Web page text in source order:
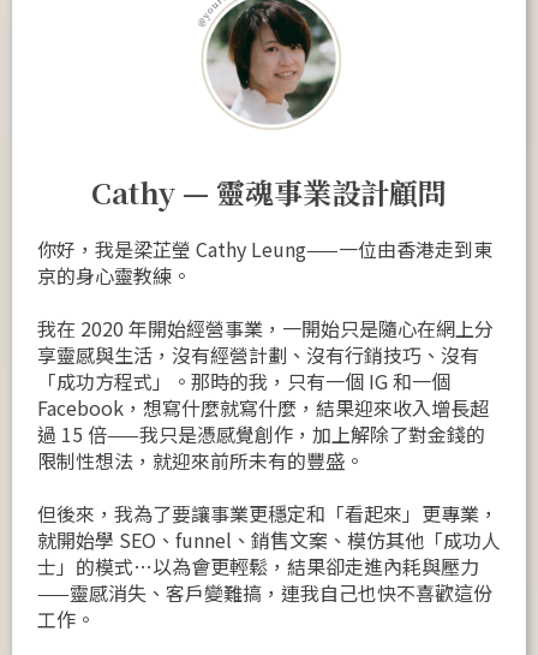
Cathy — 靈魂事業設計顧問
你好，我是梁芷瑩 Cathy Leung——一位由香港走到東
京的身心靈教練。
我在 2020 年開始經營事業，一開始只是隨心在網上分
享靈感與生活，沒有經營計劃、沒有行銷技巧、沒有
「成功方程式」。那時的我，只有一個 IG 和一個
Facebook，想寫什麼就寫什麼，結果迎來收入增長超
過 15 倍——我只是憑感覺創作，加上解除了對金錢的
限制性想法，就迎來前所未有的豐盛。
但後來，我為了要讓事業更穩定和「看起來」更專業，
就開始學 SEO、funnel、銷售文案、模仿其他「成功人
士」的模式…以為會更輕鬆，結果卻走進內耗與壓力
——靈感消失、客戶變難搞，連我自己也快不喜歡這份
工作。